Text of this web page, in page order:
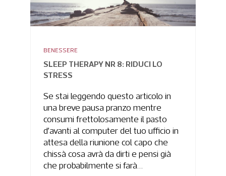
BENESSERE
SLEEP THERAPY NR 8: RIDUCI LO
STRESS
Se stai leggendo questo articolo in
una breve pausa pranzo mentre
consumi frettolosamente il pasto
d’avanti al computer del tuo ufficio in
attesa della riunione col capo che
chissà cosa avrà da dirti e pensi già
che probabilmente si farà…